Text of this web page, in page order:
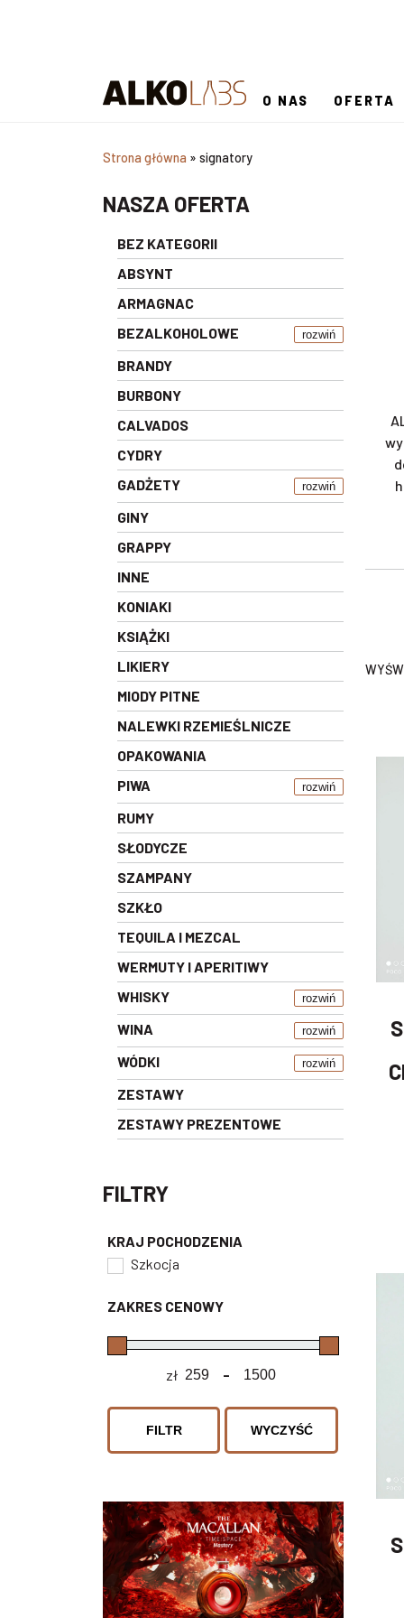
O NAS OFERTA
Strona główna » signatory
NASZA OFERTA
BEZ KATEGORII
ABSYNT
ARMAGNAC
BEZALKOHOLOWE
rozwiń
BRANDY
BURBONY
CALVADOS
CYDRY
GADŻETY
rozwiń
GINY
GRAPPY
INNE
KONIAKI
KSIĄŻKI
LIKIERY
MIODY PITNE
NALEWKI RZEMIEŚLNICZE
OPAKOWANIA
PIWA
rozwiń
RUMY
SŁODYCZE
SZAMPANY
SZKŁO
TEQUILA I MEZCAL
WERMUTY I APERITIWY
WHISKY
rozwiń
WINA rozwiń
WÓDKI rozwiń
ZESTAWY
ZESTAWY PREZENTOWE
FILTRY
KRAJ POCHODZENIA
Szkocja
ZAKRES CENOWY
zł Minimum Price
-
Maximum Price
FILTR WYCZYŚĆ